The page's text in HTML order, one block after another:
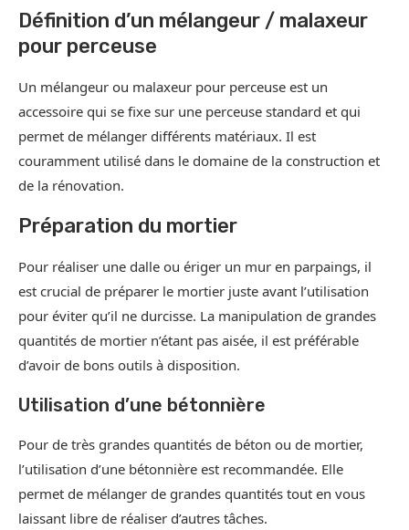
Définition d’un mélangeur / malaxeur
pour perceuse
Un mélangeur ou malaxeur pour perceuse est un
accessoire qui se fixe sur une perceuse standard et qui
permet de mélanger différents matériaux. Il est
couramment utilisé dans le domaine de la construction et
de la rénovation.
Préparation du mortier
Pour réaliser une dalle ou ériger un mur en parpaings, il
est crucial de préparer le mortier juste avant l’utilisation
pour éviter qu’il ne durcisse. La manipulation de grandes
quantités de mortier n’étant pas aisée, il est préférable
d’avoir de bons outils à disposition.
Utilisation d’une bétonnière
Pour de très grandes quantités de béton ou de mortier,
l’utilisation d’une bétonnière est recommandée. Elle
permet de mélanger de grandes quantités tout en vous
laissant libre de réaliser d’autres tâches.